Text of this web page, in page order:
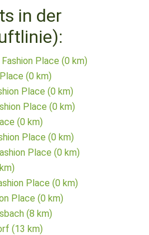
in der
Place (0 km)
(0 km)
Place (0 km)
Place (0 km)
(0 km)
Place (0 km)
Place (0 km)
Place (0 km)
Place (0 km)
(8 km)
(13 km)